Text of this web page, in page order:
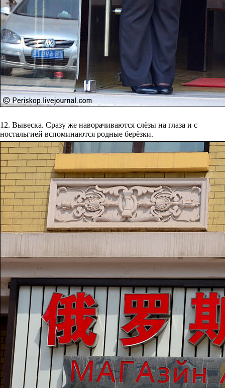
12. Вывеска. Сразу же наворачиваются слёзы на глаза и с
ностальгией вспоминаются родные берёзки.